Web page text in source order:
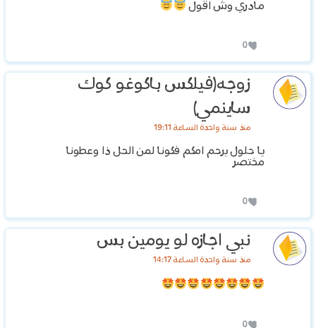
مادري وش اقول
0
زوجه(فيلكس باكوغو كوك
ساينمي)
منذ سنة واحدة الساعة 19:11
يا حلول يرحم امكم فكونا لمن الحل ذا وعطونا
مختصر
0
نبي اجازه لو يومين بس
منذ سنة واحدة الساعة 14:17
0